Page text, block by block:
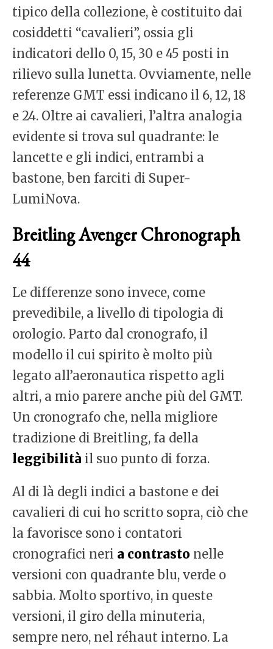
tipico della collezione, è costituito dai
cosiddetti “cavalieri”, ossia gli
indicatori dello 0, 15, 30 e 45 posti in
rilievo sulla lunetta. Ovviamente, nelle
referenze GMT essi indicano il 6, 12, 18
e 24. Oltre ai cavalieri, l’altra analogia
evidente si trova sul quadrante: le
lancette e gli indici, entrambi a
bastone, ben farciti di Super-
LumiNova.
Breitling Avenger Chronograph
44
Le differenze sono invece, come
prevedibile, a livello di tipologia di
orologio. Parto dal cronografo, il
modello il cui spirito è molto più
legato all’aeronautica rispetto agli
altri, a mio parere anche più del GMT.
Un cronografo che, nella migliore
tradizione di Breitling, fa della
leggibilità il suo punto di forza.
Al di là degli indici a bastone e dei
cavalieri di cui ho scritto sopra, ciò che
la favorisce sono i contatori
cronografici neri a contrasto nelle
versioni con quadrante blu, verde o
sabbia. Molto sportivo, in queste
versioni, il giro della minuteria,
sempre nero, nel réhaut interno. La